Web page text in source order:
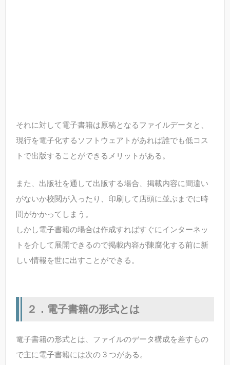
それに対して電子書籍は原稿となるファイルデータと、
現行を電子化するソフトウェアトがあれば誰でも低コス
トで出版することができるメリットがある。
また、出版社を通して出版する場合、掲載内容に間違い
がないか校閲が入ったり、印刷して店頭に並ぶまでに時
間がかかってしまう。
しかし電子書籍の場合は作成すればすぐにインターネッ
トを介して展開できるので掲載内容が陳腐化する前に新
しい情報を世に出すことができる。
２．電子書籍の形式とは
電子書籍の形式とは、ファイルのデータ構成を差すもの
で主に電子書籍には次の 3 つがある。